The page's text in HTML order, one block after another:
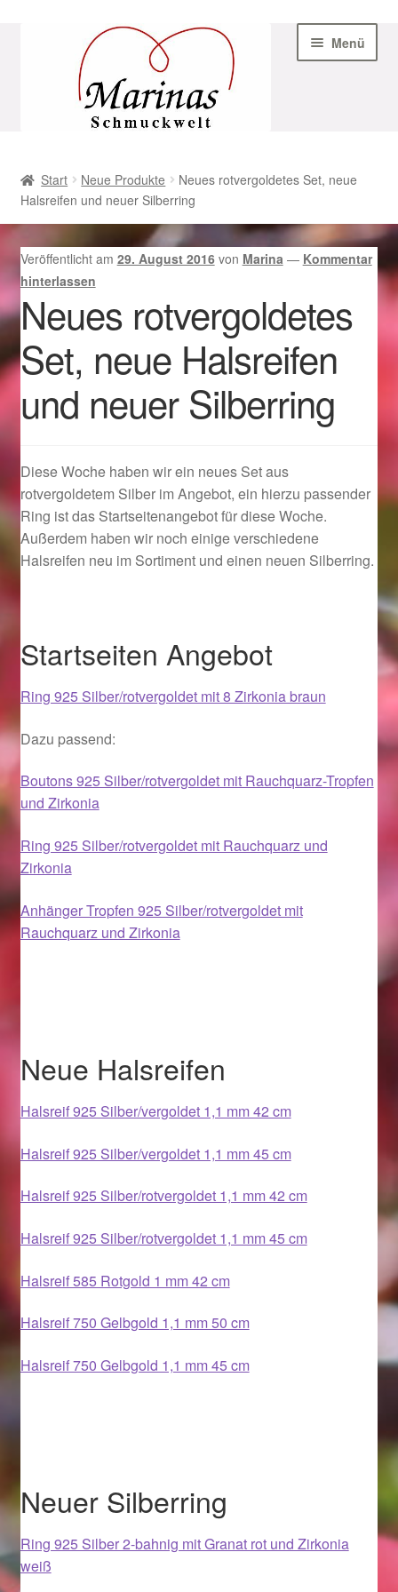
Navigation
Menü
AGB
Beispiel-Seite
Geschenke zu Ostern 2023
Geschenke zu Ostern 2024
Geschenkideen für Weihnachten 2023
Geschenkideen für Weihnachten 2024
Halloween Schmuck online kaufen 2016
Im Gedenken an
Impressum
Karneval 2015 – Schmuck zu Fasching & Co.
Magisches und Festliches zu Halloween
Magisches und Festliches zu Halloween
Magisches und Festliches zu Halloween 2021
Magisches und Festliches zu Halloween 2022
Mein Konto
Logout
Ostergeschenke finden für Ostern 2015
Ostergeschenke finden für Ostern 2017
Ostergeschenke finden für Ostern 2018
Start Neue Produkte
Neues rotvergoldetes Set, neue
Halsreifen und neuer Silberring
Veröffentlicht am 29. August 2016 von Marina — Kommentar
hinterlassen
Neues rotvergoldetes
Set, neue Halsreifen
und neuer Silberring
Diese Woche haben wir ein neues Set aus
rotvergoldetem Silber im Angebot, ein hierzu passender
Ring ist das Startseitenangebot für diese Woche.
Außerdem haben wir noch einige verschiedene
Halsreifen neu im Sortiment und einen neuen Silberring.
Startseiten Angebot
Ring 925 Silber/rotvergoldet mit 8 Zirkonia braun
Dazu passend:
Boutons 925 Silber/rotvergoldet mit Rauchquarz-Tropfen
und Zirkonia
Ring 925 Silber/rotvergoldet mit Rauchquarz und
Zirkonia
Anhänger Tropfen 925 Silber/rotvergoldet mit
Rauchquarz und Zirkonia
Neue Halsreifen
Halsreif 925 Silber/vergoldet 1,1 mm 42 cm
Halsreif 925 Silber/vergoldet 1,1 mm 45 cm
Halsreif 925 Silber/rotvergoldet 1,1 mm 42 cm
Halsreif 925 Silber/rotvergoldet 1,1 mm 45 cm
Halsreif 585 Rotgold 1 mm 42 cm
Halsreif 750 Gelbgold 1,1 mm 50 cm
Halsreif 750 Gelbgold 1,1 mm 45 cm
Neuer Silberring
Ring 925 Silber 2-bahnig mit Granat rot und Zirkonia
weiß